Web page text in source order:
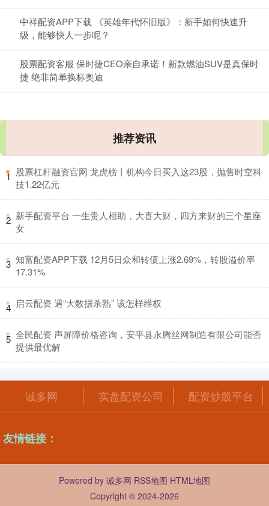
中祥配资APP下载 《英雄年代怀旧版》：新手如何快速升
级，能够快人一步呢？
股票配资客服 保时捷CEO亲自承诺！新款燃油SUV是真保时
捷 绝非简单换标奥迪
推荐资讯
1 ​股票杠杆融资官网 龙虎榜丨机构今日买入这23股，抛售时空科
技1.22亿元
2 ​新手配资平台 一生贵人相助，大喜大财，四方来财的三个星座
女
3 ​知富配资APP下载 12月5日众和转债上涨2.69%，转股溢价率
17.31%
4 ​启云配资 遇“大数据杀熟” 该怎样维权
5 ​全民配资 声屏障价格咨询，安平县永腾丝网制造有限公司能否
提供最优解
诚多网 实盘配资公司 配资炒股平台
友情链接：
Powered by 诚多网 RSS地图 HTML地图
Copyright © 2024-2026